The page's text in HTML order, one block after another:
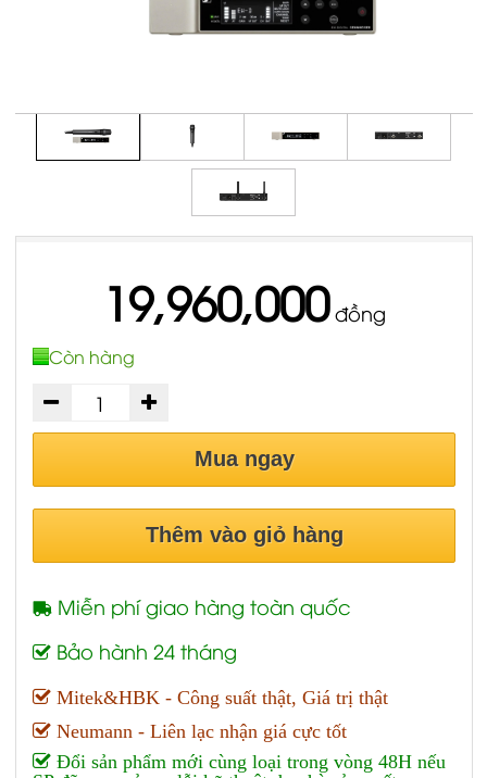
19,960,000đồng
Mua ngay
Thêm vào giỏ hàng
Neumann - Liên lạc nhận giá cực tốt
Đổi sản phẩm mới cùng loại trong vòng 48H nếu
SP đã mua xảy ra lỗi kỹ thuật do nhà sản xuất